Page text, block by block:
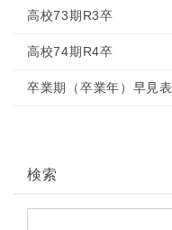
高校73期R3卒
高校74期R4卒
卒業期（卒業年）早見表
検索